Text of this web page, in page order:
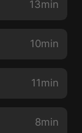
13min
10min
11min
8min